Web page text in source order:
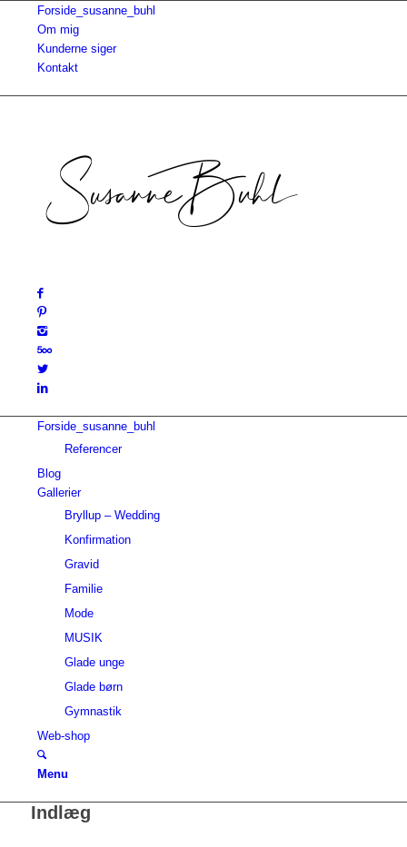
Forside_susanne_buhl
Om mig
Kunderne siger
Kontakt
Forside_susanne_buhl
Referencer
Blog
Gallerier
Bryllup – Wedding
Konfirmation
Gravid
Familie
Mode
MUSIK
Glade unge
Glade børn
Gymnastik
Web-shop
Menu
Indlæg